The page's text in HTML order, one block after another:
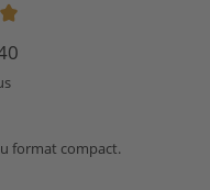
format compact.